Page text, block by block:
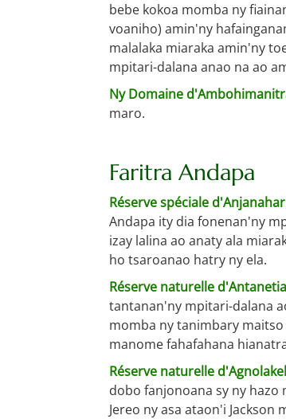
bebe kokoa momba ny
voaniho) amin'ny
malalaka miaraka amin'ny
mpitari-dalana anao na ao
Ny Domaine
maro.
Faritra Andapa
Réserve spéciale
Andapa ity dia fonenan'ny
izay lalina ao anaty ala
ho tsaroanao hatry ny ela.
Réserve naturelle
tantanan'ny mpitari-dalana
momba ny tanimbary
manome fahafahana
Réserve naturelle
dobo fanjonoana sy ny hazo
Jereo ny asa ataon'i